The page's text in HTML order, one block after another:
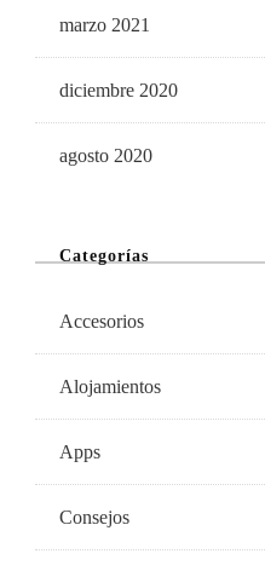
marzo 2021
diciembre 2020
agosto 2020
Categorías
Accesorios
Alojamientos
Apps
Consejos